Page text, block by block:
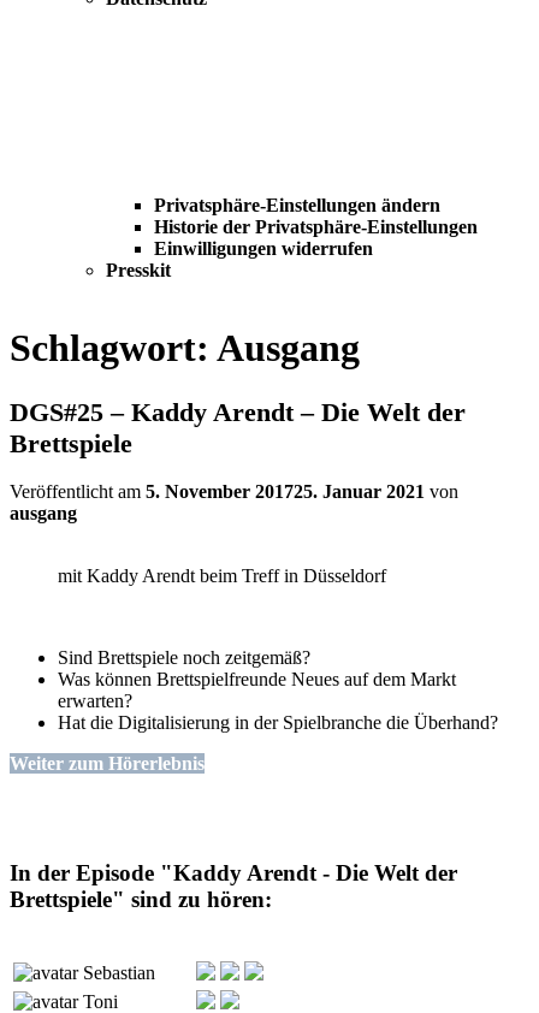
Privatsphäre-Einstellungen ändern
Historie der Privatsphäre-Einstellungen
Einwilligungen widerrufen
Presskit
Schlagwort: Ausgang
DGS#25 – Kaddy Arendt – Die Welt der
Brettspiele
Veröffentlicht am 5. November 201725. Januar 2021 von
ausgang
mit Kaddy Arendt beim Treff in Düsseldorf
Sind Brettspiele noch zeitgemäß?
Was können Brettspielfreunde Neues auf dem Markt
erwarten?
Hat die Digitalisierung in der Spielbranche die Überhand?
Weiter zum Hörerlebnis
In der Episode "Kaddy Arendt - Die Welt der
Brettspiele" sind zu hören:
Sebastian
Toni